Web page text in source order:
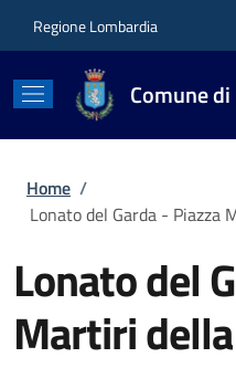
Regione Lombardia
Comune
Briciole di pane
Home /
Lonato del Garda - Piazza
Lonato del
Martiri